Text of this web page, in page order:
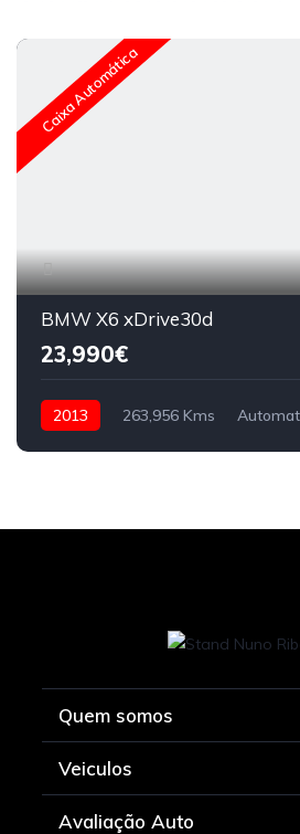
Caixa Automática
BMW X6 xDrive30d
23,990€
2013 263,956 Kms
Quem somos
Veiculos
Avaliação Auto